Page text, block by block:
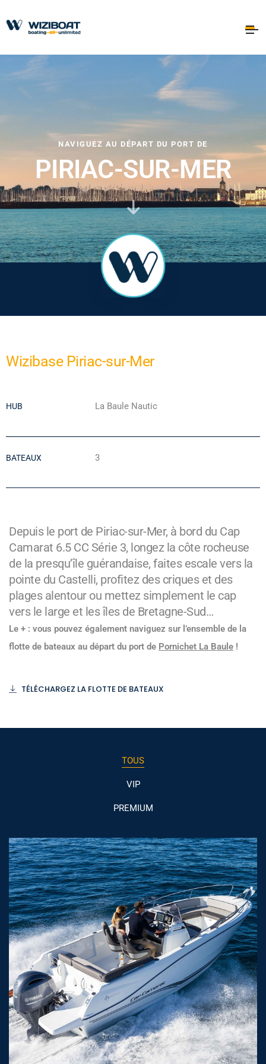
NAVIGUEZ AU DÉPART DU PORT DE
PIRIAC-SUR-MER
Wizibase Piriac-sur-Mer
HUB La Baule Nautic
BATEAUX 3
Depuis le port de Piriac-sur-Mer, à bord du Cap
Camarat 6.5 CC Série 3, longez la côte rocheuse
de la presqu’île guérandaise, faites escale vers la
pointe du Castelli, profitez des criques et des
plages alentour ou mettez simplement le cap
vers le large et les îles de Bretagne-Sud…
Le + : vous pouvez également naviguez sur l’ensemble de la
flotte de bateaux au départ du port de Pornichet La Baule !
TÉLÉCHARGEZ LA FLOTTE DE BATEAUX
TOUS
VIP
PREMIUM